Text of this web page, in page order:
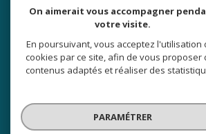
Adhérents
© 2026 | Tous droits réservés | Traduction
On aimerait vous accompagner
votre visite.
En poursuivant, vous acceptez l'utilisation
cookies par ce site, afin de vous proposer
contenus adaptés et réaliser des
PARAMÉTRER